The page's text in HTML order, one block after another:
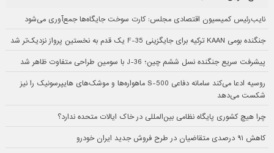
نایب‌رئیس کمیسیون اقتصادی مجلس: کارت سوخت جایگاه‌ها جمع‌آوری می‌شود
جنگنده بومی KAAN ترکیه برای جایگزینی F-35 یک قدم به نخستین پرواز نزدیک‌تر شد
پیشرفت سریع جنگنده نسل ششم چین؛ J-36 با سومین طراحی متفاوت ظاهر شد
روسیه ادعا می‌کند سامانه دفاعی S-500 ماهواره‌ها و موشک‌های هایپرسونیک را نیز
شکست می‌دهد
چرا هیچ کشوری پایگاه نظامی بین‌المللی در خاک ایالات متحده ندارد؟
کاهش ۹۱ درصدی متقاضیان در طرح فروش جدید ایران خودرو